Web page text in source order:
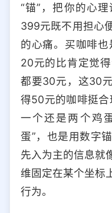
“锚”，把你的心
399元既不用担心
的心痛。买咖啡
20元的比肯定觉
都要30元，这30
得50元的咖啡挺合
一个还是两个鸡
蛋”，也是用数字
先入为主的信息就
维固定在某个坐标
行为。